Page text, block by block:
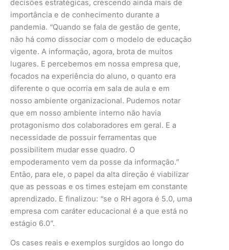
decisões estratégicas, crescendo ainda mais de
importância e de conhecimento durante a
pandemia. “Quando se fala de gestão de gente,
não há como dissociar com o modelo de educação
vigente. A informação, agora, brota de muitos
lugares. E percebemos em nossa empresa que,
focados na experiência do aluno, o quanto era
diferente o que ocorria em sala de aula e em
nosso ambiente organizacional. Pudemos notar
que em nosso ambiente interno não havia
protagonismo dos colaboradores em geral. E a
necessidade de possuir ferramentas que
possibilitem mudar esse quadro. O
empoderamento vem da posse da informação.”
Então, para ele, o papel da alta direção é viabilizar
que as pessoas e os times estejam em constante
aprendizado. E finalizou: “se o RH agora é 5.0, uma
empresa com caráter educacional é a que está no
estágio 6.0”.
Os cases reais e exemplos surgidos ao longo do